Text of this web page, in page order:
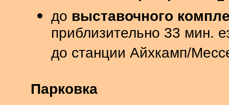
до выставочного
приблизительно 33 мин.
до станции Айхкамп/
Парковка